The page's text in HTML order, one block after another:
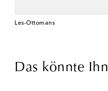
Les-Ottomans
Das könnte